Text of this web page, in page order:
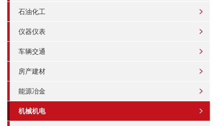
石油化工
仪器仪表
车辆交通
房产建材
能源冶金
机械机电